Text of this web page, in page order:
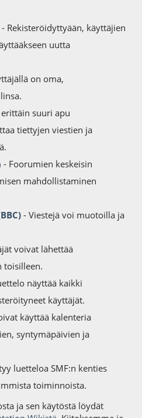
- Rekisteröidyttyään, käyttäjien
uutta
on oma,
suuri apu
tiettyjen viestien ja
- Foorumien keskeisin
mahdollistaminen
- Viestejä voi muotoilla ja
voivat lähettää
toisilleen.
näyttää kaikki
käyttäjät.
käyttää kalenteria
syntymäpäivien ja
luetteloa SMF:n kenties
toiminnoista.
ja sen käytöstä löydät